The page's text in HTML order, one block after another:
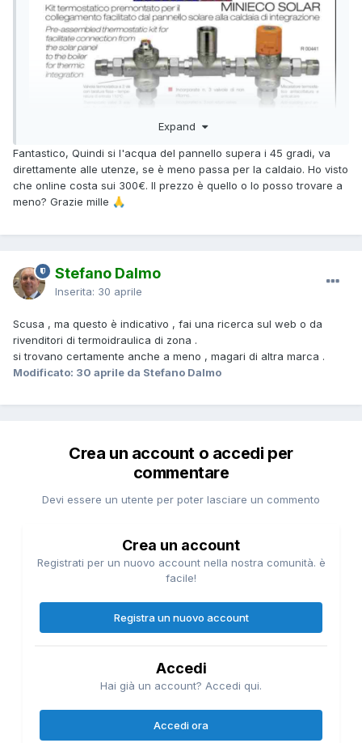
Expand
Fantastico, Quindi si l'acqua del pannello supera i 45 gradi, va
direttamente alle utenze, se è meno passa per la caldaio. Ho visto
che online costa sui 300€. Il prezzo è quello o lo posso trovare a
meno? Grazie mille 🙏
Stefano Dalmo
Inserita: 30 aprile
Scusa , ma questo è indicativo , fai una ricerca sul web o da
rivenditori di termoidraulica di zona .
si trovano certamente anche a meno , magari di altra marca .
Modificato: 30 aprile da Stefano Dalmo
Crea un account o accedi per
commentare
Devi essere un utente per poter lasciare un commento
Crea un account
Registrati per un nuovo account nella nostra comunità. è
facile!
Registra un nuovo account
Accedi
Hai già un account? Accedi qui.
Accedi ora